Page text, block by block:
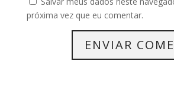
próxima vez que eu comentar.